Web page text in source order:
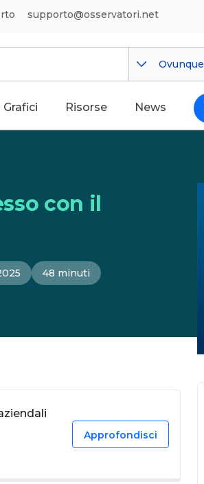
supporto@osservatori.net
Ovunque
Grafici Risorse News
con il
48 minuti
Approfondisci